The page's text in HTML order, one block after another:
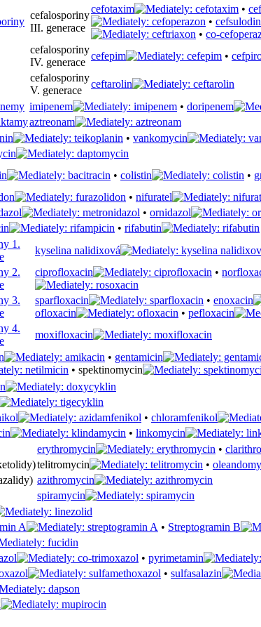
cefalosporiny
III. generace
cefotaxim •
• cefsulodin
• co-
cefalosporiny
IV. generace
cefepim •
cefalosporiny
V. generace
ceftarolin
imipenem • doripenem
aztreonam
• vankomycin
• colistin •
• nifuratel
• ornidazol
• rifabutin
1.
kyselina nalidixová
2.
ciprofloxacin •
3.
sparfloxacin • enoxacin
ofloxacin
• pefloxacin
4.
moxifloxacin
• gentamicin
• spektinomycin
• chloramfenikol
• linkomycin
erythromycin •
telitromycin •
azithromycin
spiramycin
A • Streptogramin B
• pyrimetamin
• sulfasalazin